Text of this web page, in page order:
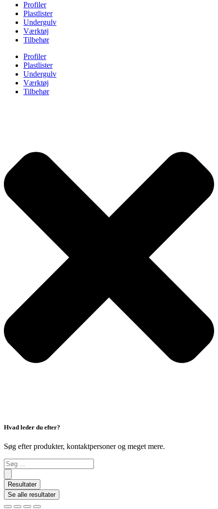
Profiler
Plastlister
Undergulv
Værktøj
Tilbehør
Profiler
Plastlister
Undergulv
Værktøj
Tilbehør
Hvad leder du efter?
Søg efter produkter, kontaktpersoner og meget mere.
Search
...
Resultater
Se alle resultater